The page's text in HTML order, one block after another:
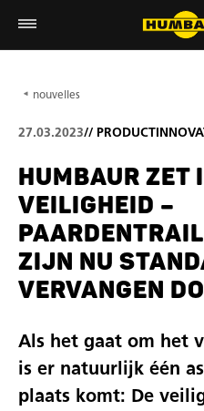
nouvelles
27.03.2023//
HUMBAUR ZET
VEILIGHEID –
ZIJN NU
VERVANGEN
Als het gaat om het
is er natuurlijk één
plaats komt: De